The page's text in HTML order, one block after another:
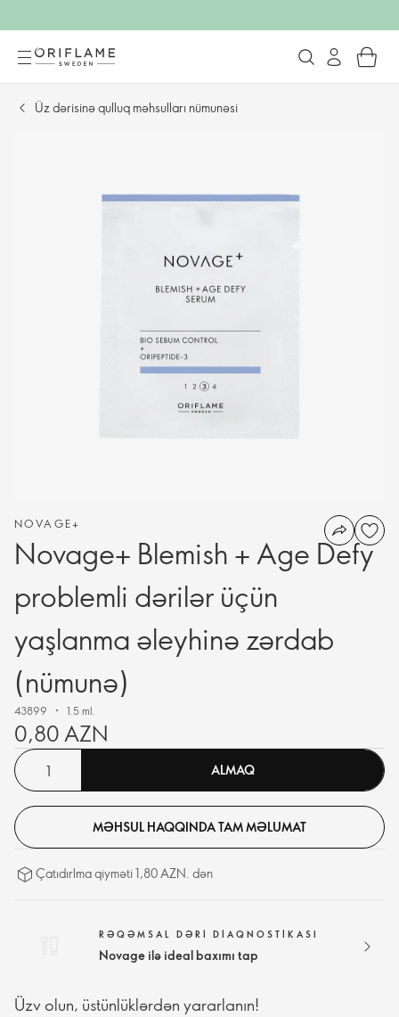
Üz dərisinə qulluq məhsulları nümunəsi
NOVAGE+
Novage+ Blemish + Age Defy
problemli dərilər üçün
yaşlanma əleyhinə zərdab
(nümunə)
43899 1.5 ml.
0,80 AZN
ALMAQ
MƏHSUL HAQQINDA TAM MƏLUMAT
Çatıdırlma qiyməti 1,80 AZN. dən
RƏQƏMSAL DƏRI DIAQNOSTIKASI
Novage ilə ideal baxımı tap
Üzv olun, üstünlüklərdən yararlanın!